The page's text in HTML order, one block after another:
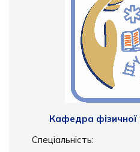
Кафедра фізичної
Спеціальність: